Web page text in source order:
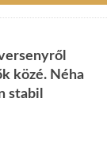
közé. Néha
stabil